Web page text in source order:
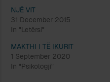
NJË VIT
31 December 2015
In "Letërsi"
MAKTHI I TË IKURIT
1 September 2020
In "Psikologji"